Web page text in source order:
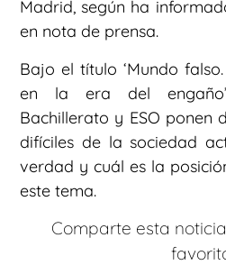
Madrid, según ha
en nota de prensa.
Bajo el título ‘Mundo
en la era del
Bachillerato y ESO ponen
difíciles de la sociedad
verdad y cuál es la
este tema.
Comparte esta